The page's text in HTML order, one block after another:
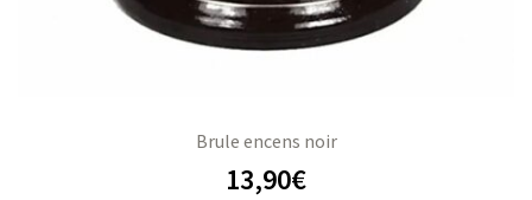
Brule encens noir
13,90€